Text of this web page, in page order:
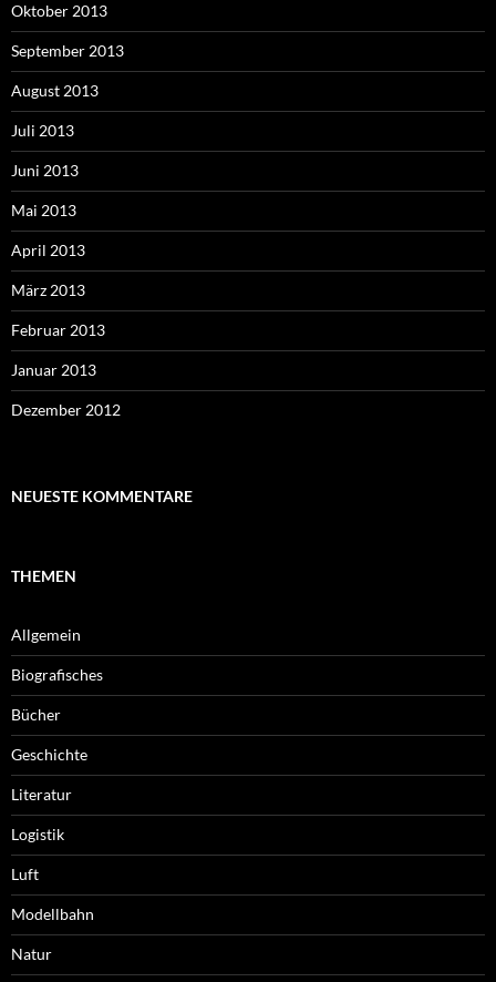
Oktober 2013
September 2013
August 2013
Juli 2013
Juni 2013
Mai 2013
April 2013
März 2013
Februar 2013
Januar 2013
Dezember 2012
NEUESTE KOMMENTARE
THEMEN
Allgemein
Biografisches
Bücher
Geschichte
Literatur
Logistik
Luft
Modellbahn
Natur